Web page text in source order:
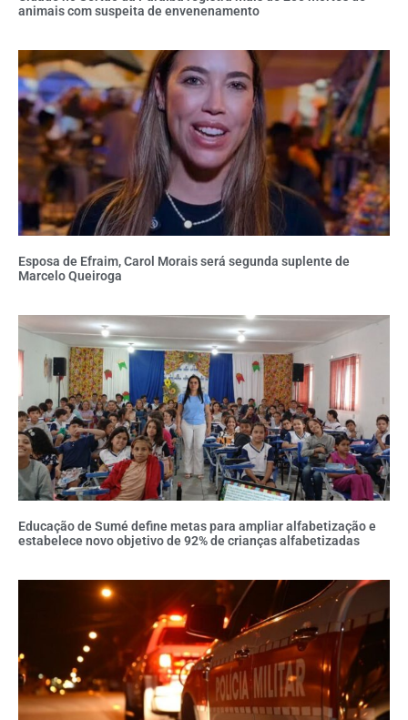
animais com suspeita de envenenamento
Esposa de Efraim, Carol Morais será segunda suplente de
Marcelo Queiroga
Educação de Sumé define metas para ampliar alfabetização e
estabelece novo objetivo de 92% de crianças alfabetizadas